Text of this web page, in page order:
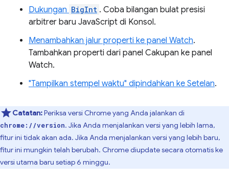
Dukungan BigInt . Coba bilangan bulat presisi
arbitrer baru JavaScript di Konsol.
Menambahkan jalur properti ke panel Watch.
Tambahkan properti dari panel Cakupan ke panel
Watch.
"Tampilkan stempel waktu" dipindahkan ke Setelan.
Catatan:Periksa versi Chrome yang Anda jalankan di
chrome://version. Jika Anda menjalankan versi yang lebih lama,
fitur ini tidak akan ada. Jika Anda menjalankan versi yang lebih baru,
fitur ini mungkin telah berubah. Chrome diupdate secara otomatis ke
versi utama baru setiap 6 minggu.